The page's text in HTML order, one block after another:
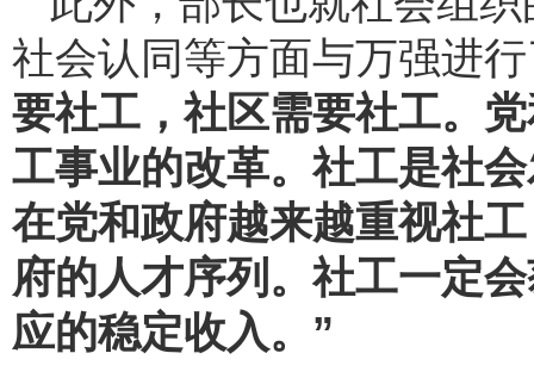
社会认同等方面与万强进
要社工，社区需要社工。
工事业的改革。社工是社
在党和政府越来越重视社
府的人才序列。社工一定
应的稳定收入。”